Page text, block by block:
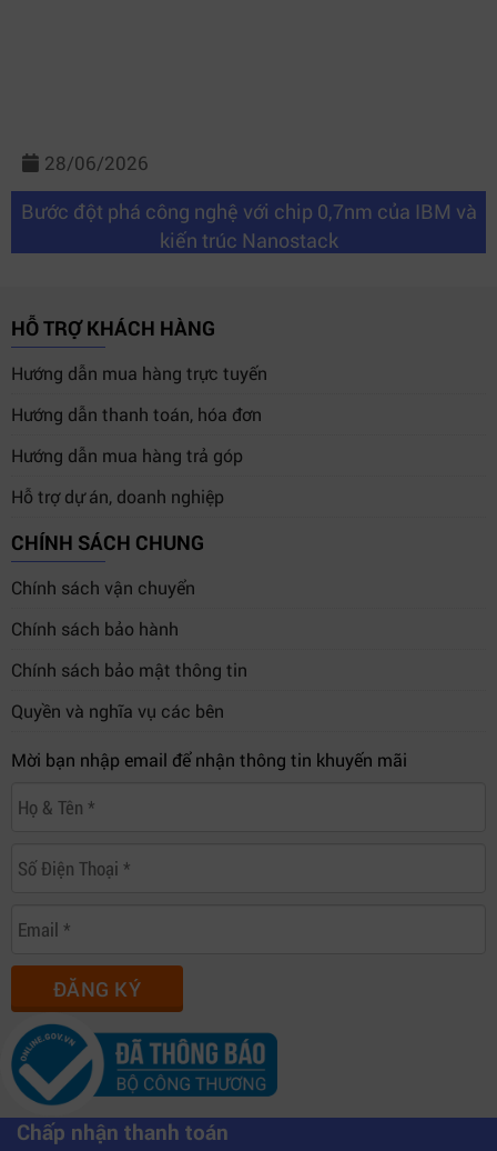
28/06/2026
Bước đột phá công nghệ với chip 0,7nm của IBM và
kiến trúc Nanostack
HỖ TRỢ KHÁCH HÀNG
Hướng dẫn mua hàng trực tuyến
Hướng dẫn thanh toán, hóa đơn
Hướng dẫn mua hàng trả góp
Hỗ trợ dự án, doanh nghiệp
CHÍNH SÁCH CHUNG
Chính sách vận chuyển
Chính sách bảo hành
Chính sách bảo mật thông tin
Quyền và nghĩa vụ các bên
Mời bạn nhập email để nhận thông tin khuyến mãi
ĐĂNG KÝ
Chấp nhận thanh toán